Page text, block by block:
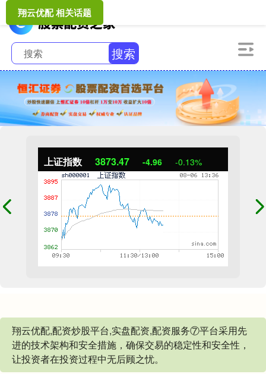
搜索
上证指数 3873.47 -4.96 -0.13%
翔云优配,配资炒股平台,实盘配资,配资服务⑦平台采用先
进的技术架构和安全措施，确保交易的稳定性和安全性，
让投资者在投资过程中无后顾之忧。
翔云优配 相关话题